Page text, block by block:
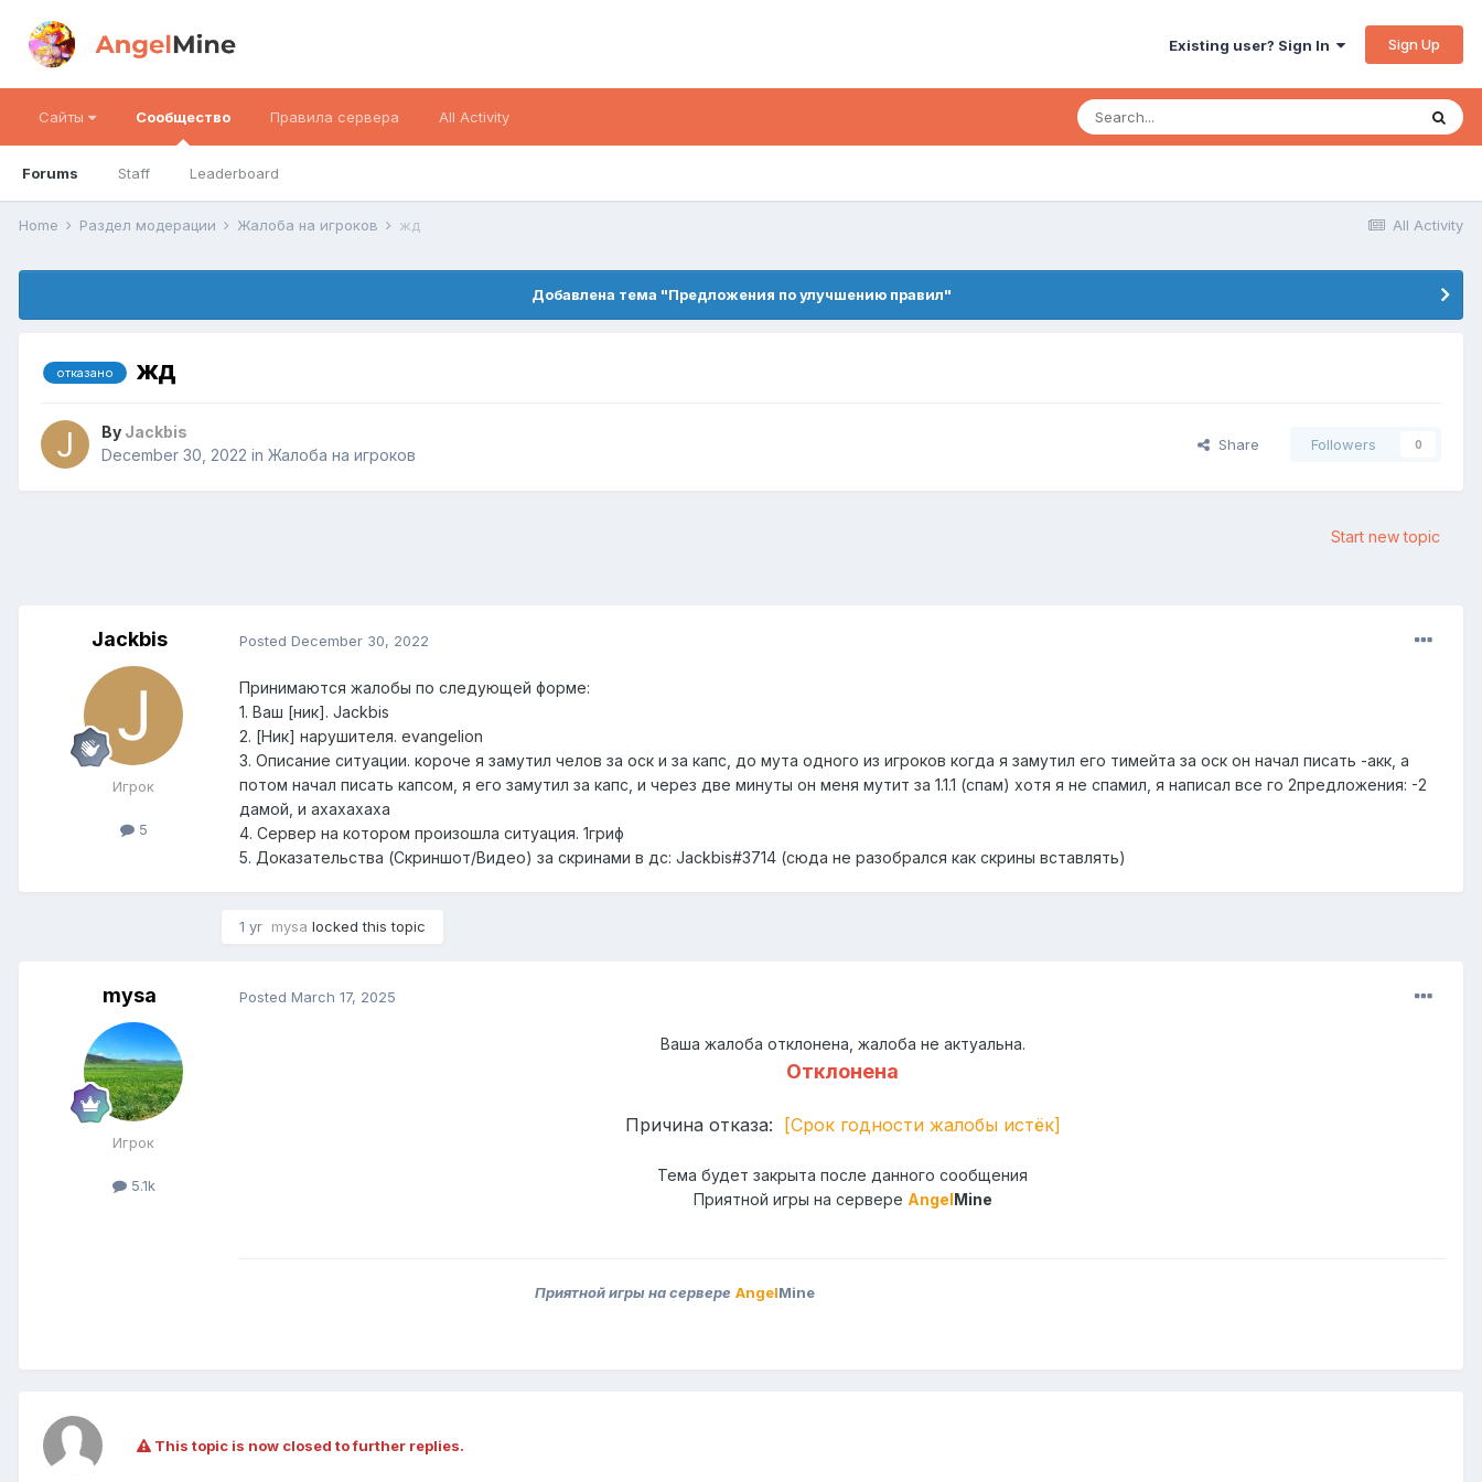
Existing user? Sign In Sign Up
Сайты Сообщество
Forums Staff Leaderboard
Правила сервера All Activity
All Activity
Home Раздел модерации Жалоба на игроков жд
Добавлена тема "Предложения по улучшению правил"
отказано жд
By Jackbis
December 30, 2022 in Жалоба на игроков
Share Followers 0
Start new topic
Jackbis
Игрок
5
Posted December 30, 2022
Принимаются жалобы по следующей форме:
1. Ваш [ник]. Jackbis
2. [Ник] нарушителя. evangelion
3. Описание ситуации. короче я замутил челов за оск и за капс, до мута одного из игроков когда я замутил его тимейта за оск он начал писать -акк, а
потом начал писать капсом, я его замутил за капс, и через две минуты он меня мутит за 1.1.1 (спам) хотя я не спамил, я написал все го 2предложения: -2
дамой, и ахахахаха
4. Сервер на котором произошла ситуация. 1гриф
5. Доказательства (Скриншот/Видео) за скринами в дс: Jackbis#3714 (сюда не разобрался как скрины вставлять)
1 yr mysa locked this topic
mysa
Игрок
5.1k
Posted March 17, 2025
Ваша жалоба отклонена, жалоба не актуальна.
Отклонена
Причина отказа: [Срок годности жалобы истëк]
Тема будет закрыта после данного сообщения
Приятной игры на сервере AngelMine
Приятной игры на сервере AngelMine
This topic is now closed to further replies.